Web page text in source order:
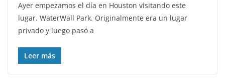
Ayer empezamos el día en Houston visitando este
lugar. WaterWall Park. Originalmente era un lugar
privado y luego pasó a
Leer más